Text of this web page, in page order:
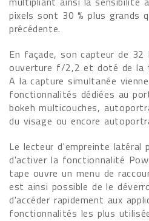
pixels sont 30 % plus grands
précédente.
En façade, son capteur de
ouverture f/2,2 et doté de la
A la capture simultanée
fonctionnalités dédiées au
bokeh multicouches,
du visage ou encore
Le lecteur d'empreinte latéral
d'activer la fonctionnalité
tape ouvre un menu de
est ainsi possible de le
d'accéder rapidement aux
fonctionnalités les plus